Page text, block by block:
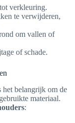
verkleuring.
te verwijderen,
om vallen of
of schade.
het belangrijk om de
materiaal.
: